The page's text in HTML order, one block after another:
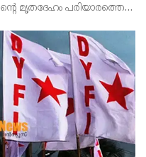
മൃതദേഹം പരിയാരത്തെ
സ്വദേശമായ തിരുവ